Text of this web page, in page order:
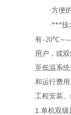
·方便
· ***技
有–20℃ ～
用户，或
至低温系
和运行费
工程安装
1. 单机双级